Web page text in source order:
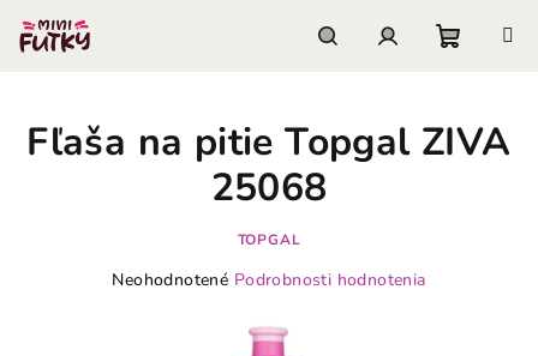
obsah
košík
Fľaša na pitie Topgal ZIVA
25068
TOPGAL
Priemerné
Neohodnotené Podrobnosti hodnotenia